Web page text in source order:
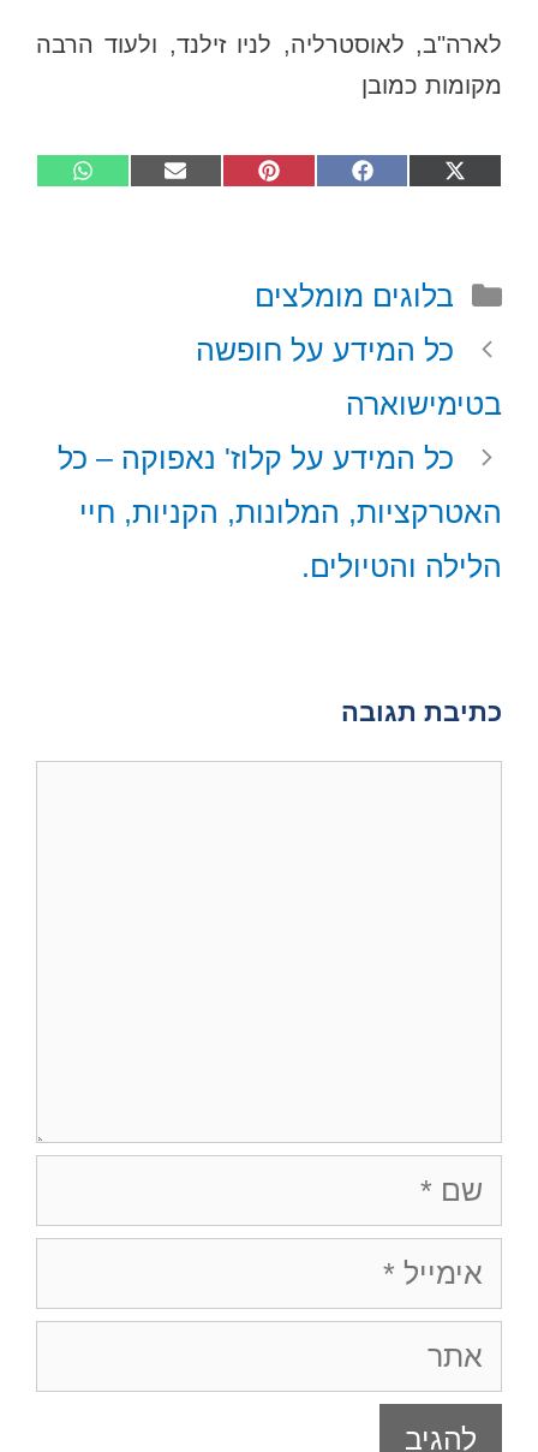
לארה"ב, לאוסטרליה, לניו זילנד, ולעוד הרבה
מקומות כמובן
Share
X
i
t
t
e
r
)
Share
F
b
o
o
k
Share
P
e
r
e
Share
E
Share
W
קטגוריות
בלוגים מומלצים
כל המידע על חופשה
בטימישוארה
כל המידע על קלוז' נאפוקה – כל
האטרקציות, המלונות, הקניות, חיי
הלילה והטיולים.
כתיבת תגובה
שם
אימייל
אתר